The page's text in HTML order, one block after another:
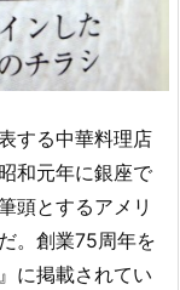
する中華料理店
和元年に銀座で
頭とするアメリ
。創業75周年を
に掲載されてい